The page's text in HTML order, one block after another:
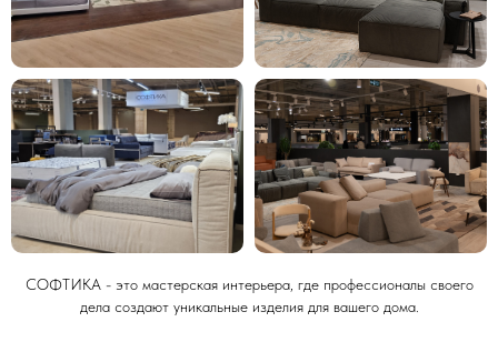
СОФТИКА - это мастерская интерьера, где профессионалы своего
дела создают уникальные изделия для вашего дома.